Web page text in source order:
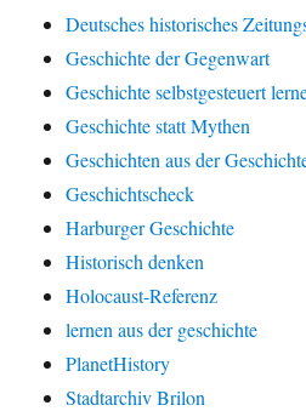
Deutsches historisches
Geschichte der Gegenwart
Geschichte selbstgesteuert
Geschichte statt Mythen
Geschichten aus der
Geschichtscheck
Harburger Geschichte
Historisch denken
Holocaust-Referenz
lernen aus der geschichte
PlanetHistory
Stadtarchiv Brilon